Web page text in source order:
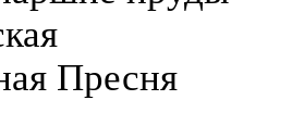
Пресня